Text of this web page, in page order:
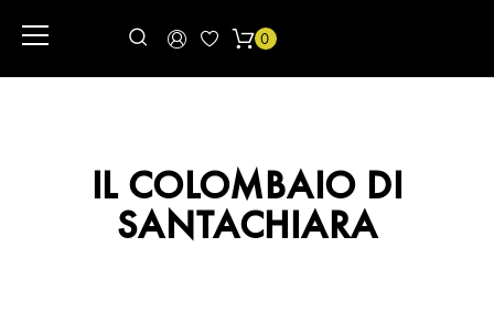
0
IL COLOMBAIO DI
SANTACHIARA